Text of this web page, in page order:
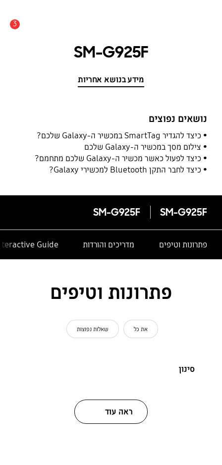
3
SM-G925F
מידע בנושא אחריות
נושאים נפוצים
כיצד להגדיר SmartTag במכשיר ה-Galaxy שלכם?
צילום מסך במכשיר ה-Galaxy שלכם
כיצד לפעול כאשר מכשיר ה-Galaxy שלכם מתחמם?
כיצד לחבר התקן Bluetooth למכשירי Galaxy?
SM-G925F
SM-G925F
פתרונות וטיפים מדריכים והורדות Guide
פתרונות וטיפים
את כל שאלות נפוצות
סינון
ראה עוד